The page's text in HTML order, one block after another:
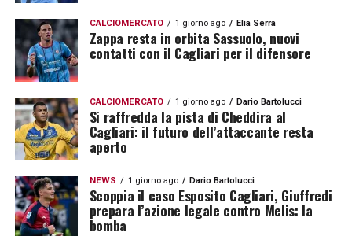
CALCIOMERCATO 1 giorno ago Elia Serra
Zappa resta in orbita Sassuolo, nuovi
contatti con il Cagliari per il difensore
CALCIOMERCATO 1 giorno ago Dario Bartolucci
Si raffredda la pista di Cheddira al
Cagliari: il futuro dell’attaccante resta
aperto
NEWS 1 giorno ago Dario Bartolucci
Scoppia il caso Esposito Cagliari, Giuffredi
prepara l’azione legale contro Melis: la
bomba